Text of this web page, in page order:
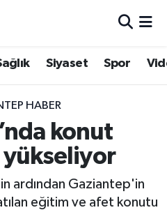
Siyaset Spor
HABER
konut
ardından Gaziantep'in
eğitim ve afet konutu